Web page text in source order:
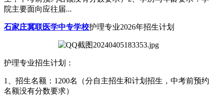
院主要面向应往届...
石家庄冀联医学中专学校护理专业2026年招生计划
护理专业招生计划：
1、招生名额：1200名（分自主招生和计划招生，中考前预约
名额没有分数要求）